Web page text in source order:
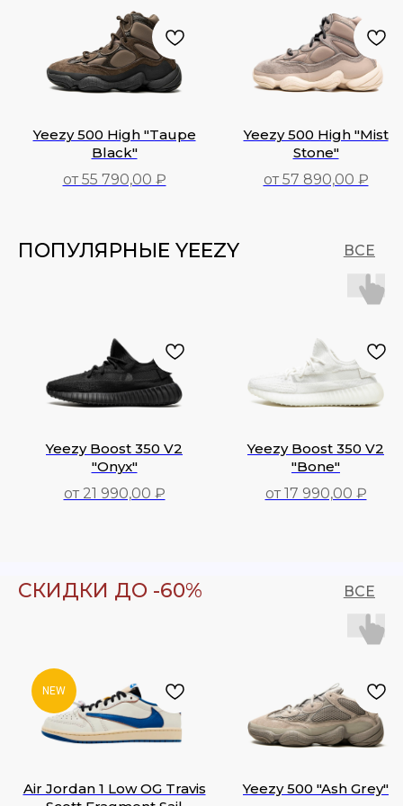
Yeezy 500 High "Taupe
Black"
от 55 790,00 ₽
Yeezy 500 High "Mist
Stone"
от 57 890,00 ₽
ПОПУЛЯРНЫЕ YEEZY ВСЕ
Yeezy Boost 350 V2
"Onyx"
от 21 990,00 ₽
Yeezy Boost 350 V2
"Bone"
от 17 990,00 ₽
СКИДКИ ДО -60% ВСЕ
NEW
Air Jordan 1 Low OG Travis
Yeezy 500 "Ash Grey"